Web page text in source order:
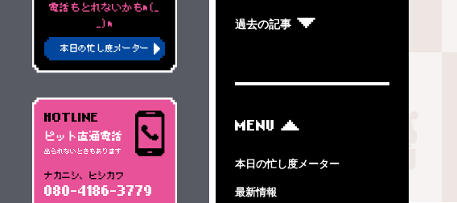
過去の記事
MENU
本日の忙し度メーター
最新情報
電話もとれないかもm(_
_)m
本日の忙し度メーター
HOTLINE
ピット直通電話
出られないときもあります
ナカニシ、ヒシカワ
080-4186-3779